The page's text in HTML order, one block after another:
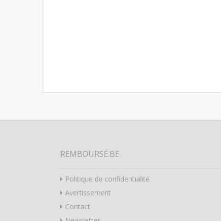
REMBOURSÉ.BE
Politique de confidentialité
Avertissement
Contact